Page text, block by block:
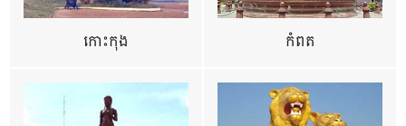
កោះកុង កំពត